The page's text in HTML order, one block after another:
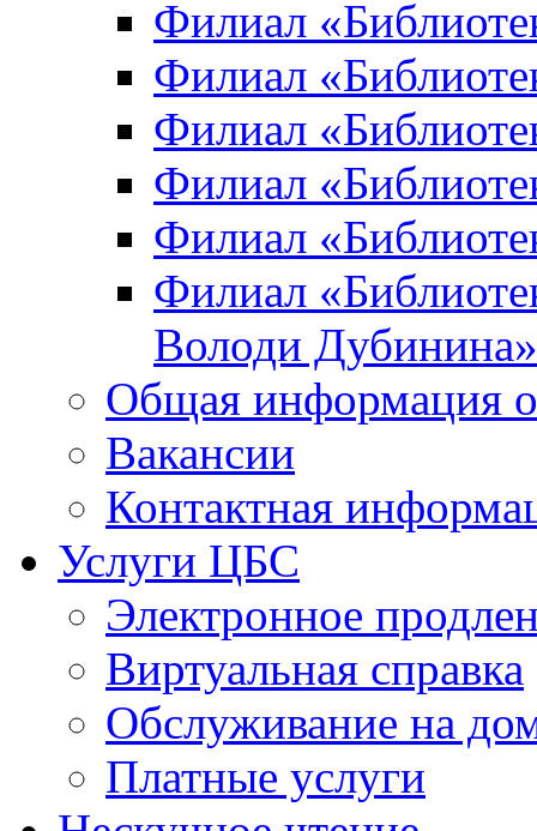
Филиал
Филиал
Филиал
Филиал
Филиал
Филиал
Володи Дубинина»
Общая информация
Вакансии
Контактная
Услуги ЦБС
Электронное
Виртуальная справка
Обслуживание на
Платные услуги